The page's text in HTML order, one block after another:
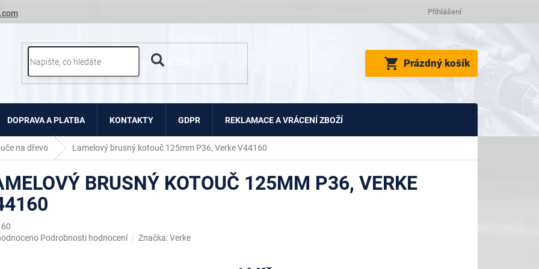
Přihlášení
NÁKUPNÍ
KOŠÍK
Prázdný košík
DOPRAVA A PLATBA KONTAKTY GDPR REKLAMACE A VRÁCENÍ ZBOŽÍ
na dřevo Lamelový brusný kotouč 125mm P36, Verke V44160
BRUSNÝ KOTOUČ 125MM P36, VERKE
Podrobnosti hodnocení Značka:Verke